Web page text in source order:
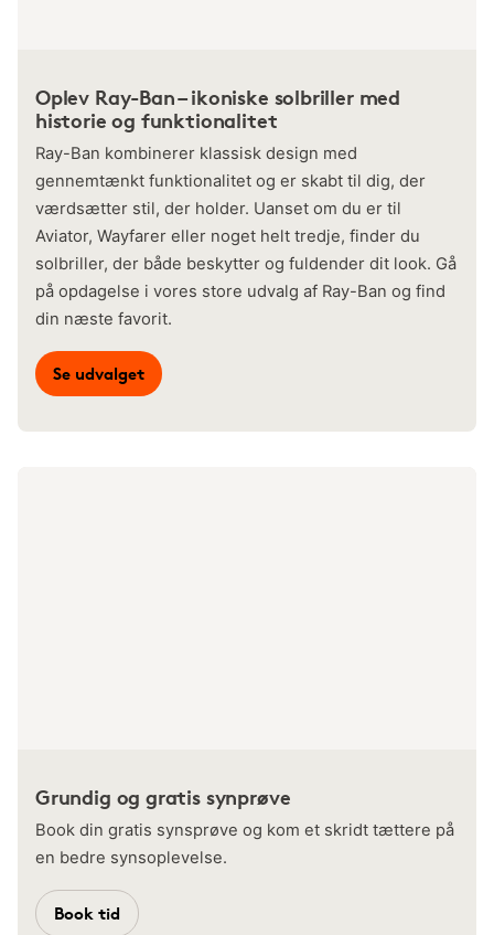
Oplev Ray-Ban – ikoniske solbriller med
historie og funktionalitet
Ray-Ban kombinerer klassisk design med
gennemtænkt funktionalitet og er skabt til dig, der
værdsætter stil, der holder. Uanset om du er til
Aviator, Wayfarer eller noget helt tredje, finder du
solbriller, der både beskytter og fuldender dit look. Gå
på opdagelse i vores store udvalg af Ray-Ban og find
din næste favorit.
Se udvalget
Grundig og gratis synprøve
Book din gratis synsprøve og kom et skridt tættere på
en bedre synsoplevelse.
Book tid